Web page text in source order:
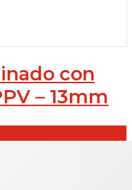
con
– 13mm